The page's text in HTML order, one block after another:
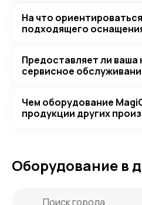
На что
подходящего
Предоставляет ли ваша
сервисное
Чем оборудование
продукции других
Оборудование в